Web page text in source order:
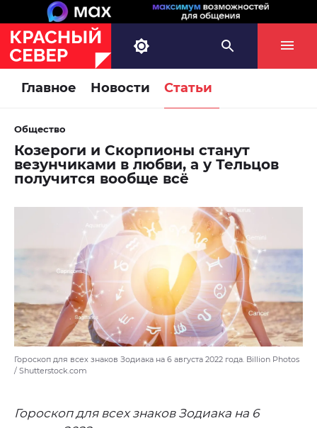
Главное Новости Статьи
Общество
Козероги и Скорпионы станут
везунчиками в любви, а у Тельцов
получится вообще всё
Гороскоп для всех знаков Зодиака на 6 августа 2022 года. Billion Photos
/ Shutterstock.com
Гороскоп для всех знаков Зодиака на 6